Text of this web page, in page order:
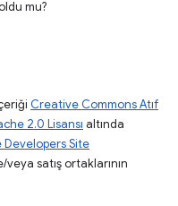
mu?
Creative Commons Atıf
2.0 Lisansı altında
Developers Site
satış ortaklarının